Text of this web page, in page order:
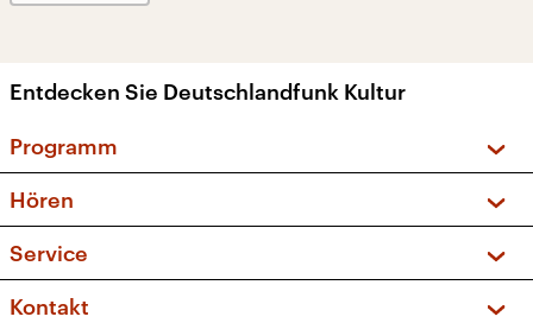
Entdecken Sie Deutschlandfunk Kultur
Programm
Sendungen und Podcasts
Musikliste
Kakadu – Das Kinderprogramm
Hören
Frequenzen (UKW + DAB+)
Service
FAQ
Kontakt